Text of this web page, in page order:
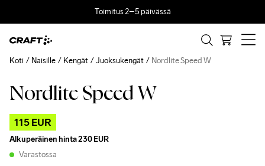
Toimitus 2–5 päivässä
Nordlite Speed W
115 EUR
Alkuperäinen hinta230 EUR
Varastossa
Koti Naisille Kengät Juoksukengät Nordlite Speed W
Outlet